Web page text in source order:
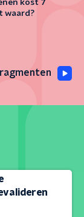
kost 7
waard?